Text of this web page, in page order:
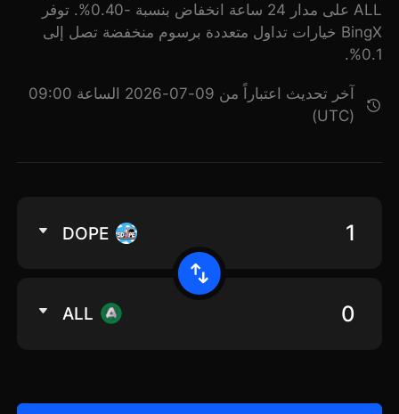
ALL على مدار 24 ساعة انخفاض بنسبة -0.40%. توفر
BingX خيارات تداول متعددة برسوم منخفضة تصل إلى
0.1%.
آخر تحديث اعتباراً من 09-07-2026 الساعة 09:00
(UTC)
DOPE
ALL